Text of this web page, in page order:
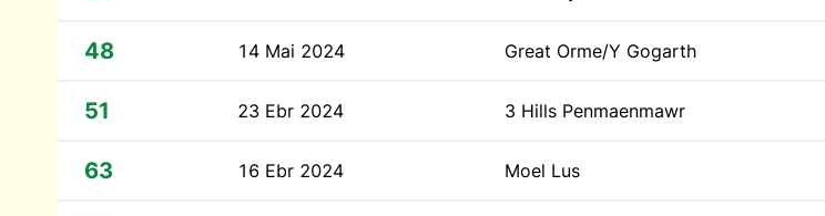
48 14 Mai 2024 Great Orme/Y Gogarth
51 23 Ebr 2024 3 Hills Penmaenmawr
63 16 Ebr 2024 Moel Lus